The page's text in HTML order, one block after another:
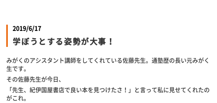
2019/6/17
学ぼうとする姿勢が大事！
みがくのアシスタント講師をしてくれている佐藤先生。通塾歴の長い元みがく
生です。
その佐藤先生が今日、
「先生、紀伊国屋書店で良い本を見つけたさ！」と言って私に見せてくれたの
がこれ。